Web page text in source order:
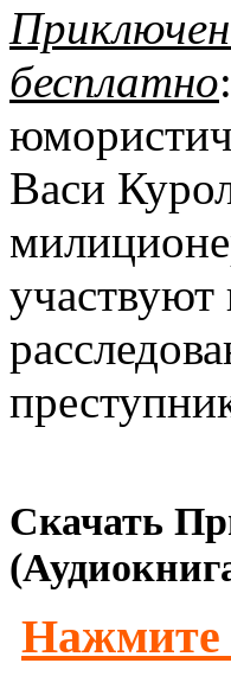
бесплатно
Васи
Скачать
Нажмите